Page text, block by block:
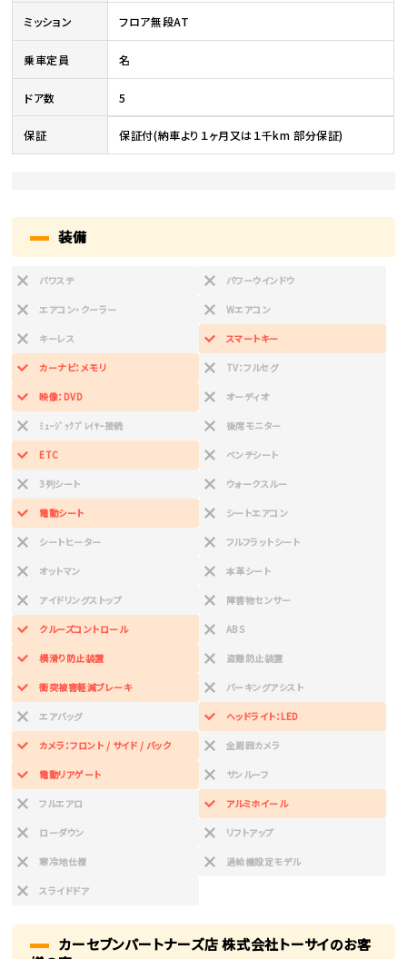
ミッション フロア無段AT
乗車定員 名
ドア数 5
保証 保証付(納車より１ヶ月又は１千km 部分保証)
装備
パワステ パワーウインドウ
エアコン・クーラー Wエアコン
キーレス スマートキー
カーナビ：メモリ TV：フルセグ
映像：DVD オーディオ
ﾐｭｰｼﾞｯｸﾌﾟﾚｲﾔｰ接続 後席モニター
ETC ベンチシート
3列シート ウォークスルー
電動シート シートエアコン
シートヒーター フルフラットシート
オットマン 本革シート
アイドリングストップ 障害物センサー
クルーズコントロール ABS
横滑り防止装置 盗難防止装置
衝突被害軽減ブレーキ パーキングアシスト
エアバッグ ヘッドライト：LED
カメラ：フロント / サイド / バック 全周囲カメラ
電動リアゲート サンルーフ
フルエアロ アルミホイール
ローダウン リフトアップ
寒冷地仕様 過給機設定モデル
スライドドア
カーセブンパートナーズ店 株式会社トーサイのお客